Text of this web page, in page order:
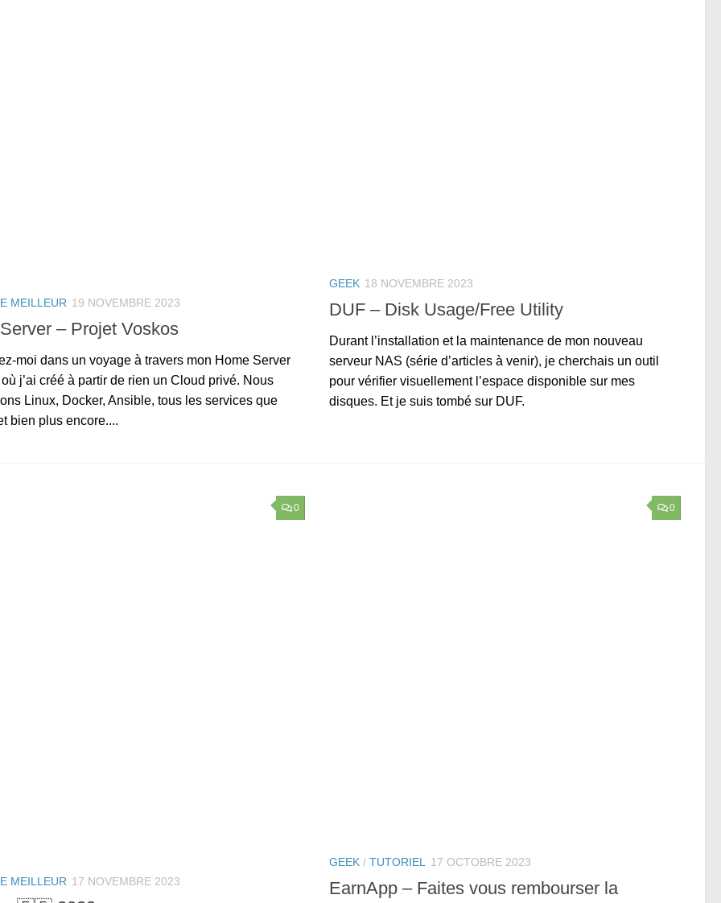
MEILLEUR 19 NOVEMBRE 2023
– Projet Voskos
moi dans un voyage à travers mon Home Server
j’ai créé à partir de rien un Cloud privé. Nous
Linux, Docker, Ansible, tous les services que
bien plus encore....
GEEK 18 NOVEMBRE 2023
DUF – Disk Usage/Free Utility
Durant l’installation et la maintenance de mon nouveau
serveur NAS (série d’articles à venir), je cherchais un outil
pour vérifier visuellement l’espace disponible sur mes
disques. Et je suis tombé sur DUF.
0
MEILLEUR 17 NOVEMBRE 2023
0
GEEK / TUTORIEL 17 OCTOBRE 2023
EarnApp – Faites vous rembourser la